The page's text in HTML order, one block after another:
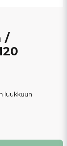
/
luukkuun.